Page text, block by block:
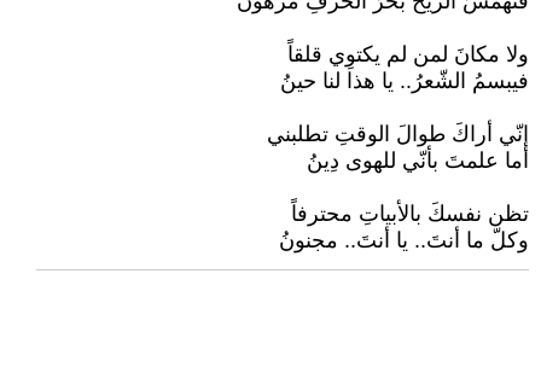
ولا مكانَ لمن لم يكتوِي قلقاً
فيبسمُ الشّعرُ.. يا هذا لنا حينُ
إنّي أراكَ طوالَ الوقتِ تطلبني
أما علمتَ بأنّي للهوى دِينُ
تظن نفسكَ بالأبياتِ محترفاً
وكلّ ما أنتَ.. يا أنتَ.. مجنونُ